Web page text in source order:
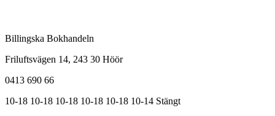
Billingska Bokhandeln
Friluftsvägen 14, 243 30 Höör
0413 690 66
10-18 10-18 10-18 10-18 10-18 10-14 Stängt